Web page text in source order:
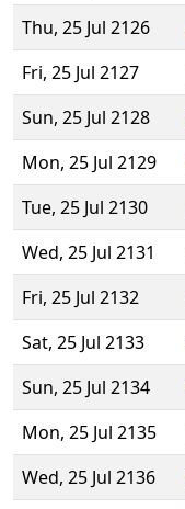
Thu, 25 Jul 2126
Fri, 25 Jul 2127
Sun, 25 Jul 2128
Mon, 25 Jul 2129
Tue, 25 Jul 2130
Wed, 25 Jul 2131
Fri, 25 Jul 2132
Sat, 25 Jul 2133
Sun, 25 Jul 2134
Mon, 25 Jul 2135
Wed, 25 Jul 2136